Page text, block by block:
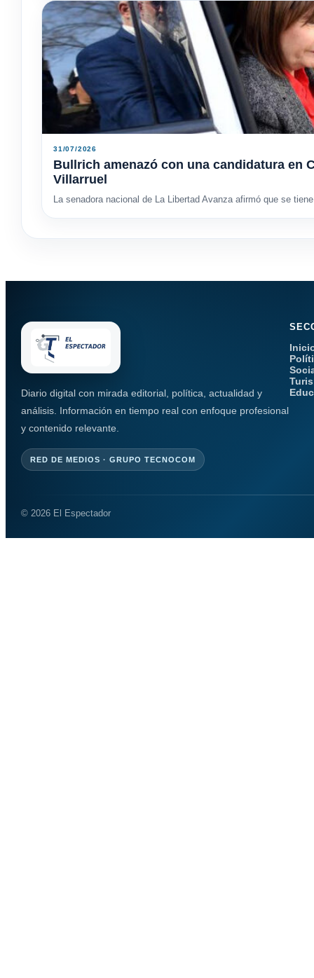
31/07/2026
Bullrich amenazó con una candidatura en
Villarruel
La senadora nacional de La Libertad Avanza afirmó que se
Diario digital con mirada editorial, política, actualidad y
análisis. Información en tiempo real con enfoque profesional
y contenido relevante.
RED DE MEDIOS · GRUPO TECNOCOM
© 2026 El Espectador